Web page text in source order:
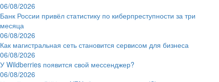
06/08/2026
Банк России привёл статистику по киберпреступности за три
месяца
06/08/2026
Как магистральная сеть становится сервисом для бизнеса
06/08/2026
У Wildberries появится свой мессенджер?
06/08/2026